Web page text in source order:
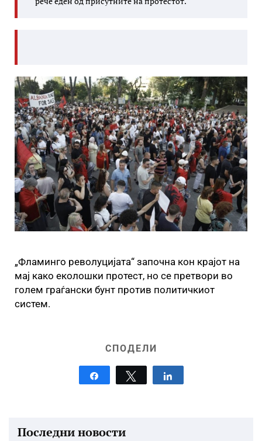
„Фламинго револуцијата“ започна кон крајот на
мај како еколошки протест, но се претвори во
голем граѓански бунт против политичкиот
систем.
СПОДЕЛИ
Tweet
Последни новости